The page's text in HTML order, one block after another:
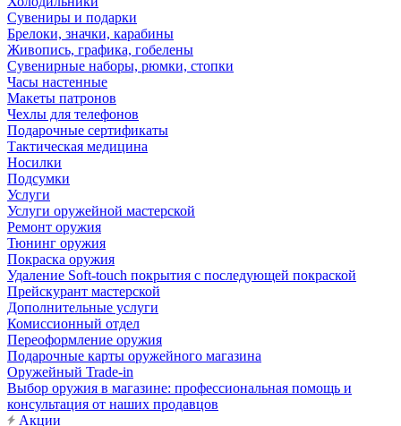
Сувениры и подарки
Брелоки, значки, карабины
Живопись, графика, гобелены
Сувенирные наборы, рюмки, стопки
Часы настенные
Макеты патронов
Чехлы для телефонов
Подарочные сертификаты
Тактическая медицина
Носилки
Подсумки
Услуги
Услуги оружейной мастерской
Ремонт оружия
Тюнинг оружия
Покраска оружия
Удаление Soft-touch покрытия с последующей покраской
Прейскурант мастерской
Дополнительные услуги
Комиссионный отдел
Переоформление оружия
Подарочные карты оружейного магазина
Оружейный Trade-in
Выбор оружия в магазине: профессиональная помощь и
консультация от наших продавцов
Акции